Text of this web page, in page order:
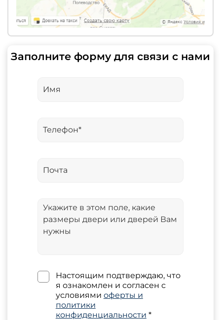
Заполните форму для связи с нами
Настоящим подтверждаю, что
я ознакомлен и согласен с
условиями оферты и
политики
конфиденциальности *